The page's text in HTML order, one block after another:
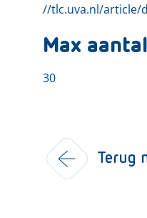
//tlc.uva.nl/article/
Max
30
Terug